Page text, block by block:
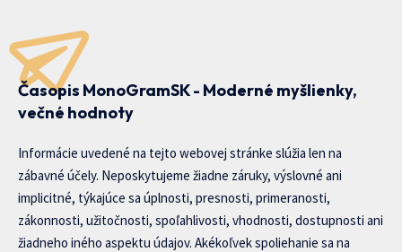
Časopis MonoGramSK - Moderné myšlienky,
večné hodnoty
Informácie uvedené na tejto webovej stránke slúžia len na
zábavné účely. Neposkytujeme žiadne záruky, výslovné ani
implicitné, týkajúce sa úplnosti, presnosti, primeranosti,
zákonnosti, užitočnosti, spoľahlivosti, vhodnosti, dostupnosti ani
žiadneho iného aspektu údajov. Akékoľvek spoliehanie sa na